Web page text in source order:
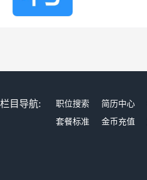
栏目导航: 职位搜索 简历中心
套餐标准
金币充值